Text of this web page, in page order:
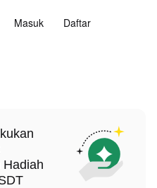
Masuk Daftar
Hadiah